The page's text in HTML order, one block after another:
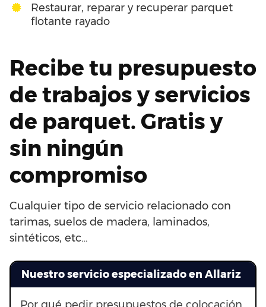
Restaurar, reparar y recuperar parquet
flotante rayado
Recibe tu presupuesto
de trabajos y servicios
de parquet. Gratis y
sin ningún
compromiso
Cualquier tipo de servicio relacionado con
tarimas, suelos de madera, laminados,
sintéticos, etc…
Nuestro servicio especializado en Allariz